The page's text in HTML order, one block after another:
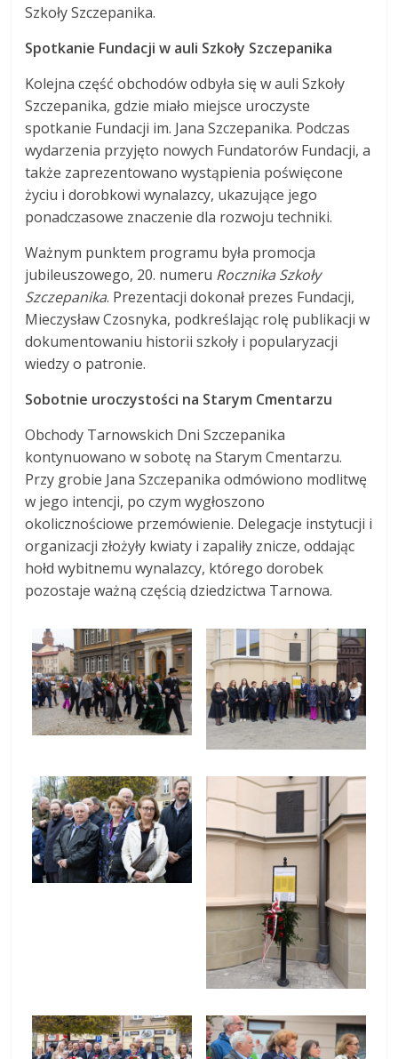
Szkoły Szczepanika.
Spotkanie Fundacji w auli Szkoły Szczepanika
Kolejna część obchodów odbyła się w auli Szkoły
Szczepanika, gdzie miało miejsce uroczyste
spotkanie Fundacji im. Jana Szczepanika. Podczas
wydarzenia przyjęto nowych Fundatorów Fundacji, a
także zaprezentowano wystąpienia poświęcone
życiu i dorobkowi wynalazcy, ukazujące jego
ponadczasowe znaczenie dla rozwoju techniki.
Ważnym punktem programu była promocja
jubileuszowego, 20. numeru Rocznika Szkoły
Szczepanika. Prezentacji dokonał prezes Fundacji,
Mieczysław Czosnyka, podkreślając rolę publikacji w
dokumentowaniu historii szkoły i popularyzacji
wiedzy o patronie.
Sobotnie uroczystości na Starym Cmentarzu
Obchody Tarnowskich Dni Szczepanika
kontynuowano w sobotę na Starym Cmentarzu.
Przy grobie Jana Szczepanika odmówiono modlitwę
w jego intencji, po czym wygłoszono
okolicznościowe przemówienie. Delegacje instytucji i
organizacji złożyły kwiaty i zapaliły znicze, oddając
hołd wybitnemu wynalazcy, którego dorobek
pozostaje ważną częścią dziedzictwa Tarnowa.